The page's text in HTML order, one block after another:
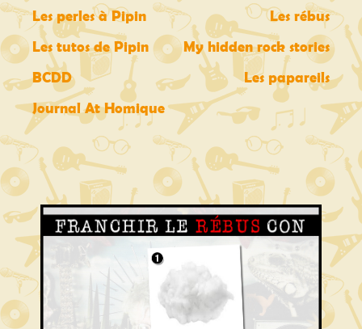
Les perles à Pipin
Les rébus
Les tutos de Pipin
My hidden rock stories
BCDD
Les papareils
Journal At Homique